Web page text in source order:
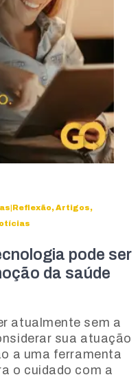
,Artigos,
pode ser
da saúde
atualmente sem a
sua atuação
a uma ferramenta
o cuidado com a